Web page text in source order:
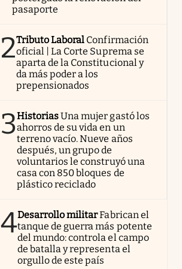
pasaporte
2Tributo Laboral Confirmación
oficial | La Corte Suprema se
aparta de la Constitucional y
da más poder a los
prepensionados
3HistoriasUna mujer gastó los
ahorros de su vida en un
terreno vacío. Nueve años
después, un grupo de
voluntarios le construyó una
casa con 850 bloques de
plástico reciclado
4Desarrollo militarFabrican el
tanque de guerra más potente
del mundo: controla el campo
de batalla y representa el
orgullo de este país